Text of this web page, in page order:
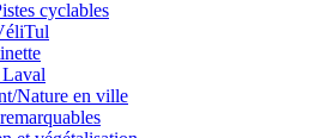
cyclables
Nature en ville